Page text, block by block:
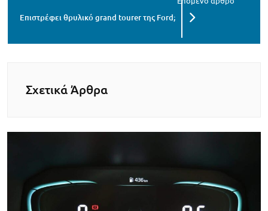
Επιστρέφει θρυλικό grand tourer της Ford;
Σχετικά Άρθρα